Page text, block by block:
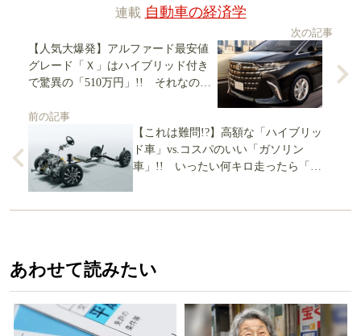
連載 自動車の経済学
次の記事
【人気大爆発】アルファード最安値
グレード「Ｘ」はハイブリッド付き
で驚異の「510万円」!! それなのに
前の記事
【これは難問!?】高額な「ハイブリッ
ド車」vs.コスパのいい「ガソリン
車」!! いったい何キロ走ったら「元
あわせて読みたい